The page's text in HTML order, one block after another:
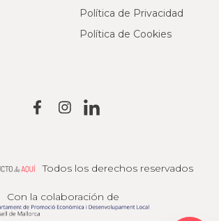
Política de Privacidad
Política de Cookies
Con la colaboración de
Producto de AquíTodos los derechos reservados